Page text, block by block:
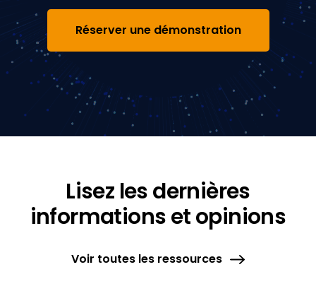
Réserver une démonstration
Lisez les dernières
informations et opinions
Voir toutes les ressources